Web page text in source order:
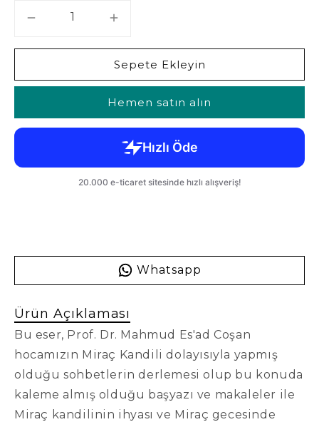
Sepete Ekleyin
Hemen satın alın
Whatsapp
Ürün Açıklaması
Bu eser, Prof. Dr. Mahmud Es'ad Coşan
hocamızın Miraç Kandili dolayısıyla yapmış
olduğu sohbetlerin derlemesi olup bu konuda
kaleme almış olduğu başyazı ve makaleler ile
Miraç kandilinin ihyası ve Miraç gecesinde